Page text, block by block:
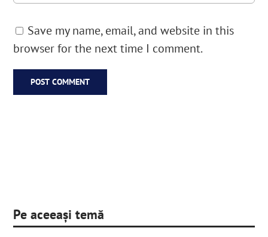
Save my name, email, and website in this
browser for the next time I comment.
Pe aceeași temă